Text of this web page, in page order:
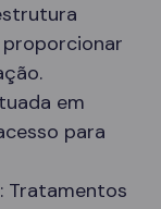
em
para
: Tratamentos